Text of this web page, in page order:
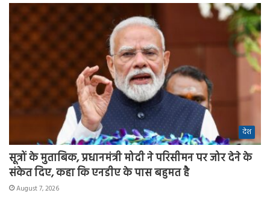
देश
सूत्रों के मुताबिक, प्रधानमंत्री मोदी ने परिसीमन पर जोर देने के
संकेत दिए, कहा कि एनडीए के पास बहुमत है
August 7, 2026